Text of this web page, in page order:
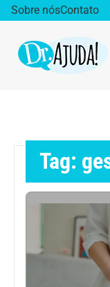
Sobre nósContato
Obesidade
Destaque
Vida Saudável
Tag: